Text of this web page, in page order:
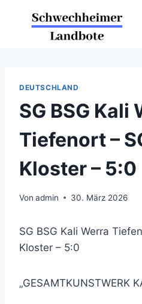
DEUTSCHLAND
SG BSG Kali
Tiefenort –
Kloster – 5:0
Von admin 30. März 2026
SG BSG Kali Werra
Kloster – 5:0
„GESAMTKUNSTWERK